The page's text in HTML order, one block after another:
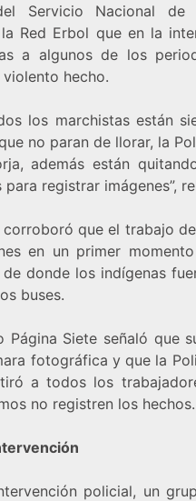
Servicio Nacional de
Red Erbol que en la
a algunos de los
hecho.
los marchistas están
no paran de llorar, la
además están
registrar imágenes”,
que el trabajo
en un primer
donde los indígenas
buses.
Página Siete señaló que
fotográfica y que la
a todos los
no registren los hechos.
policial, un